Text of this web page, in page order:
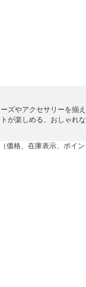
ズやアクセサリーを揃
が楽しめる、おしゃれ
価格、在庫表示、ポイ